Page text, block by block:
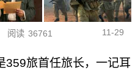
阅读 36761 11-29
359旅首任旅长，一记耳